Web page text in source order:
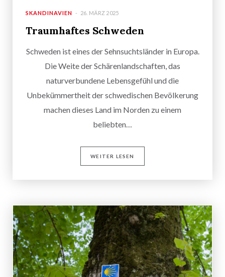
SKANDINAVIEN 26. MÄRZ 2025
Traumhaftes Schweden
Schweden ist eines der Sehnsuchtsländer in Europa.
Die Weite der Schärenlandschaften, das
naturverbundene Lebensgefühl und die
Unbekümmertheit der schwedischen Bevölkerung
machen dieses Land im Norden zu einem
beliebten…
WEITER LESEN